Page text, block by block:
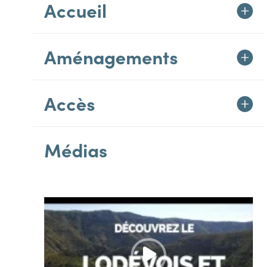
Accueil
Aménagements
Accès
Médias